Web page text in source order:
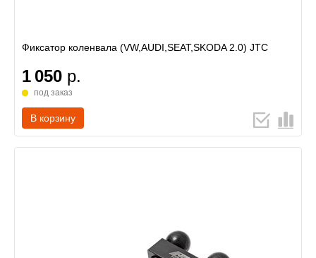
Фиксатор коленвала (VW,AUDI,SEAT,SKODA 2.0) JTC
1 050 р.
под заказ
В корзину